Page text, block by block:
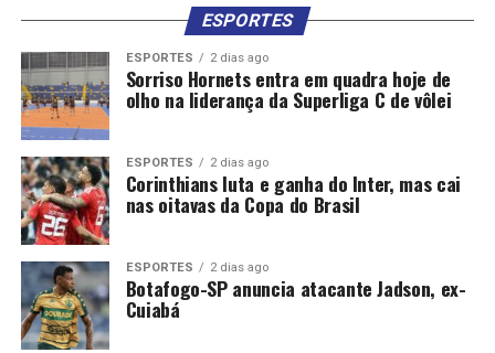
Como terceira via, o PL deverá lançar chapa própria
para fazer palanque para o candidato bolsonarista à
Presidência. O partido terá como desafio buscar a
unidade interna, já que os grupos do ex-ministro do
Turismo Gilson Machado e do ex-prefeito de Jaboatão
dos Guararapes Anderson Ferreira estão rompidos. Após
uma proximidade inicial, a sigla se afastou de Raquel em
2024.
*
RAIO-X | PERNAMBUCO
– População estimada (2024): 9.539.029
– Eleitores (2024): 7.152.871
ESPORTES
ESPORTES 2 dias ago
Sorriso Hornets entra em quadra hoje de
olho na liderança da Superliga C de vôlei
ESPORTES 2 dias ago
Corinthians luta e ganha do Inter, mas cai
nas oitavas da Copa do Brasil
ESPORTES 2 dias ago
Botafogo-SP anuncia atacante Jadson, ex-
Cuiabá